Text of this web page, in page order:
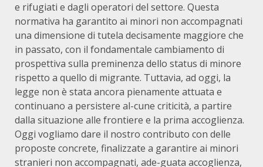
e rifugiati e dagli operatori del settore. Questa
normativa ha garantito ai minori non accompagnati
una dimensione di tutela decisamente maggiore che
in passato, con il fondamentale cambiamento di
prospettiva sulla preminenza dello status di minore
rispetto a quello di migrante. Tuttavia, ad oggi, la
legge non è stata ancora pienamente attuata e
continuano a persistere al-cune criticità, a partire
dalla situazione alle frontiere e la prima accoglienza.
Oggi vogliamo dare il nostro contributo con delle
proposte concrete, finalizzate a garantire ai minori
stranieri non accompagnati, ade-guata accoglienza,